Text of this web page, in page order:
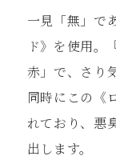
⼀⾒「無」で
ド》を使⽤。
⾚」で、さり
同時にこの《
れており、悪
出します。